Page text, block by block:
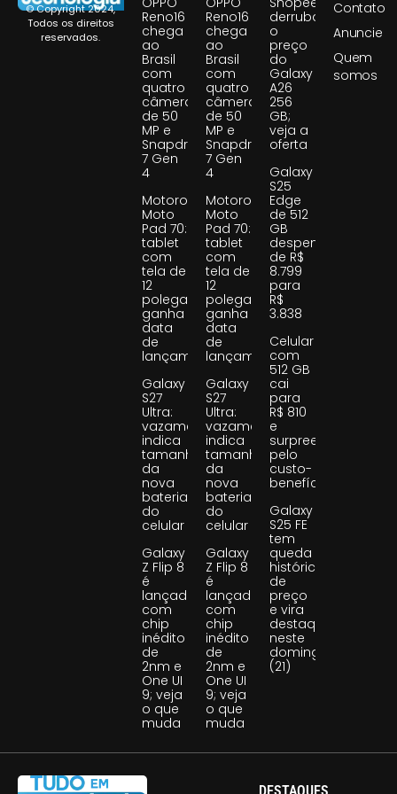
© Copyright 2024,
Todos os direitos
reservados.
Reno16
chega
ao
Brasil
com
quatro
câmeras
de 50
MP e
Snapdragon
7 Gen
4
Motorola
Moto
Pad 70:
tablet
com
tela de
12
polegadas
ganha
data
de
lançamento
Galaxy
S27
Ultra:
vazamento
indica
tamanho
da
nova
bateria
do
celular
Galaxy
Z Flip 8
é
lançado
com
chip
inédito
de
2nm e
One UI
9; veja
o que
muda
Reno16
chega
ao
Brasil
com
quatro
câmeras
de 50
MP e
Snapdragon
7 Gen
4
Motorola
Moto
Pad 70:
tablet
com
tela de
12
polegadas
ganha
data
de
lançamento
Galaxy
S27
Ultra:
vazamento
indica
tamanho
da
nova
bateria
do
celular
Galaxy
Z Flip 8
é
lançado
com
chip
inédito
de
2nm e
One UI
9; veja
o que
muda
derruba
o
preço
do
Galaxy
A26
256
GB;
veja a
oferta
Galaxy
S25
Edge
de 512
GB
despenca
de R$
8.799
para
R$
3.838
Celular
com
512 GB
cai
para
R$ 810
e
surpreende
pelo
custo-
benefício
Galaxy
S25 FE
tem
queda
histórica
de
preço
e vira
destaque
neste
domingo
(21)
Contato
Anuncie
Quem
somos